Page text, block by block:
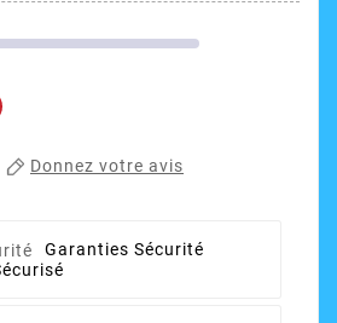
Donnez votre avis
Garanties Sécurité